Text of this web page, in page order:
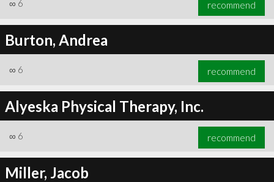
∞ 6 recommend
Burton, Andrea
∞ 6 recommend
Alyeska Physical Therapy, Inc.
∞ 6 recommend
Miller, Jacob